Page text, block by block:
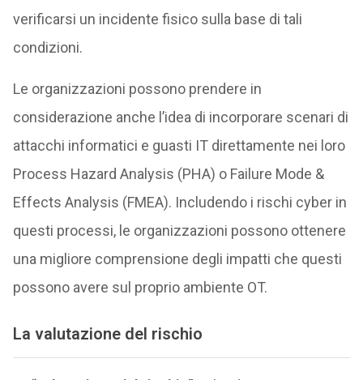
verificarsi un incidente fisico sulla base di tali
condizioni.
Le organizzazioni possono prendere in
considerazione anche l’idea di incorporare scenari di
attacchi informatici e guasti IT direttamente nei loro
Process Hazard Analysis (PHA) o Failure Mode &
Effects Analysis (FMEA). Includendo i rischi cyber in
questi processi, le organizzazioni possono ottenere
una migliore comprensione degli impatti che questi
possono avere sul proprio ambiente OT.
La valutazione del rischio